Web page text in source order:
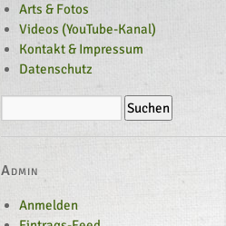
Arts & Fotos
Videos (YouTube-Kanal)
Kontakt & Impressum
Datenschutz
Admin
Anmelden